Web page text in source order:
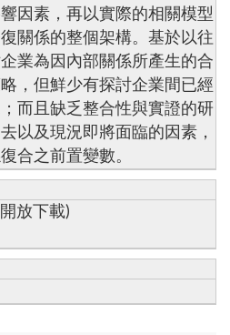
因素，再以實際的相關模型
關係的整個架構。基於以往
業為因內部關係所產生的合
，但鮮少有探討企業間已經
而且缺乏整合性與實證的研
以及現況即將面臨的因素，
合之前置變數。
放下載)